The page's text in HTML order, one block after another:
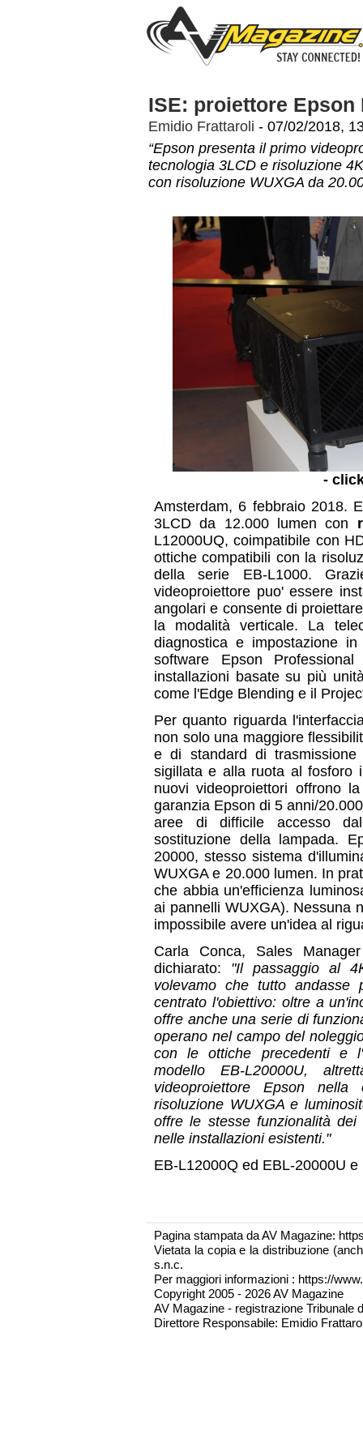
ISE: proiettore Epson
Emidio Frattaroli - 07/02/2018,
“Epson presenta il primo
tecnologia 3LCD e risoluzione
con risoluzione WUXGA da
-
Amsterdam, 6 febbraio 2018.
3LCD da 12.000 lumen con
L12000UQ, coimpatibile con
ottiche compatibili con la
della serie EB-L1000.
videoproiettore puo' essere
angolari e consente di
la modalità verticale. La
diagnostica e impostazione
software Epson
installazioni basate su più
come l'Edge Blending e il
Per quanto riguarda
non solo una maggiore
e di standard di trasmissione
sigillata e alla ruota al fosforo
nuovi videoproiettori offrono
garanzia Epson di 5 anni/
aree di difficile accesso
sostituzione della lampada.
20000, stesso sistema
WUXGA e 20.000 lumen. In
che abbia un'efficienza
ai pannelli WUXGA). Nessuna
impossibile avere un'idea al
Carla Conca, Sales
dichiarato: "Il passaggio al
volevamo che tutto andasse
centrato l'obiettivo: oltre a
offre anche una serie di
operano nel campo del
con le ottiche precedenti e
modello EB-L20000U,
videoproiettore Epson
risoluzione WUXGA e
offre le stesse funzionalità
nelle installazioni esistenti."
EB-L12000Q ed EBL-20000U
Pagina stampata da AV Magazine:
Vietata la copia e la distribuzione
s.n.c.
Per maggiori informazioni : https://
Copyright 2005 - 2026 AV Magazine
AV Magazine - registrazione Tribunale
Direttore Responsabile: Emidio